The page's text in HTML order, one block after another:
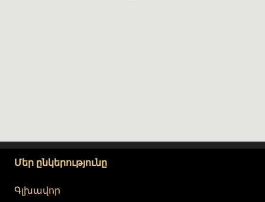
Մեր ընկերությունը
Գլխավոր